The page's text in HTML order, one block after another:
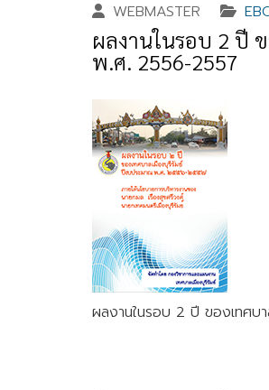
WEBMASTER
ผลงานในรอบ 2 ปี
พ.ศ. 2556-2557
ผลงานในรอบ 2 ปี ของเทศ